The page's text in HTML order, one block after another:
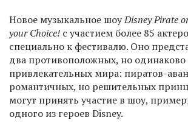
Новое музыкальное шоуDisney Pirate
your Choice! с участием более 85
специально к фестивалю. Оно
два противоположных, но одинаково
привлекательных мира: пиратов-
романтичных, но решительных
могут принять участие в шоу,
одного из героев Disney.